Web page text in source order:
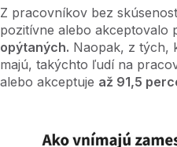
Z pracovníkov bez
pozitívne alebo akceptovalo
opýtaných. Naopak, z tých,
majú, takýchto ľudí na
alebo akceptuje až 91,5